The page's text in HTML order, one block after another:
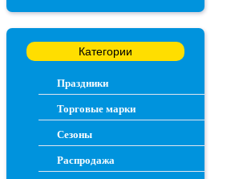
Категории
Праздники
Торговые марки
Сезоны
Распродажа